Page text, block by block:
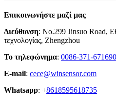
Επικοινωνήστε μαζί μας
Διεύθυνση: No.299 Jinsuo Road,
τεχνολογίας, Zhengzhou
Το τηλεφώνημα: 0086-371-
E-mail: cece@winsensor.com
Whatsapp: +8618595618735